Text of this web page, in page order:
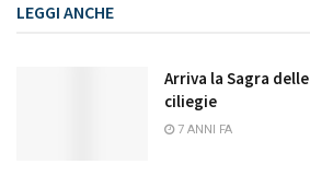
LEGGI ANCHE
Arriva la Sagra delle
ciliegie
7 ANNI FA